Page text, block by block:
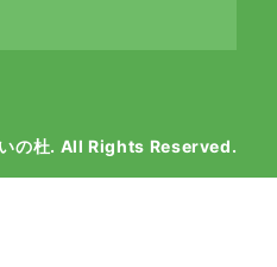
の杜. All Rights Reserved.